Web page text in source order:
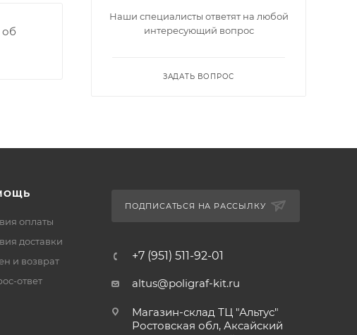
Наши специалисты ответят на любой
интересующий вопрос
ЗАДАТЬ ВОПРОС
оплаты
доставки
и возврат
ответ
ПОДПИСАТЬСЯ НА РАССЫЛКУ
+7 (951) 511-92-01
altus@poligraf-kit.ru
Магазин-склад ТЦ "Альтус"
Ростовская обл, Аксайский